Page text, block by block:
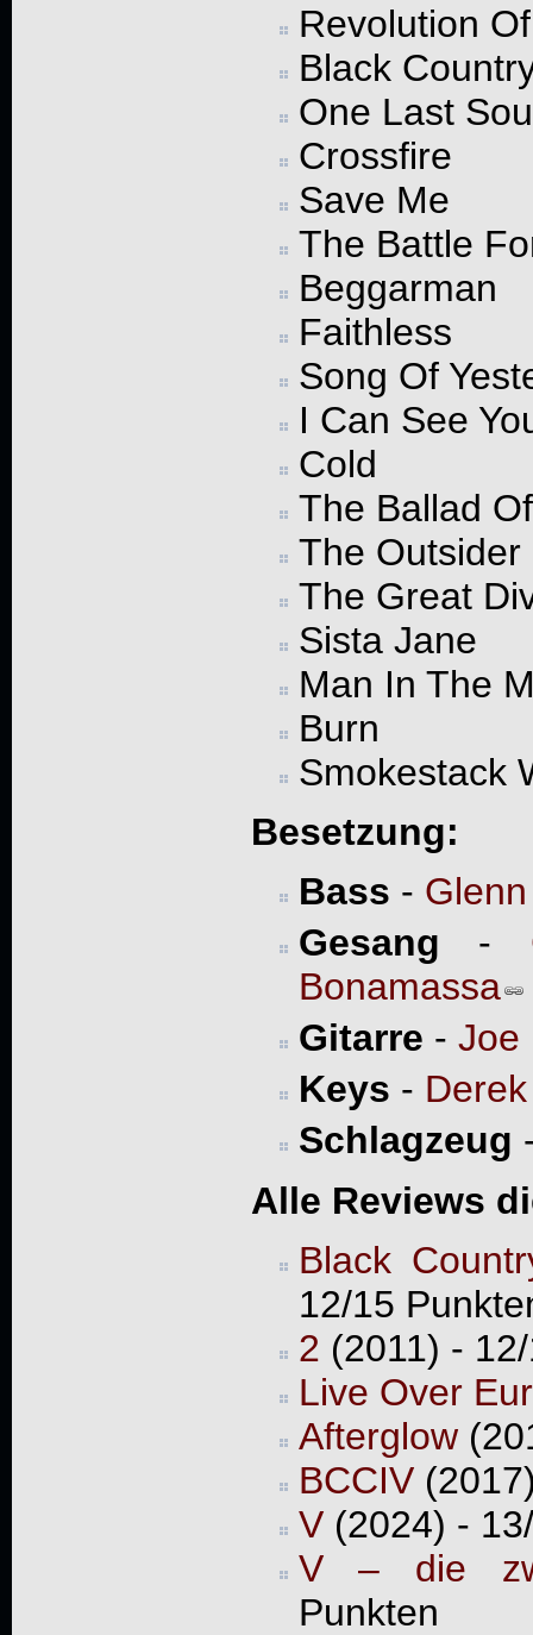
Revolution
Black
One Last
Crossfire
Save Me
The Battle
Beggarman
Faithless
Song Of
I Can See
Cold
The Ballad
The Outsider
The Great
Sista Jane
Man In The
Burn
Smokestack
Besetzung:
Bass -
Gesang -
Bonamassa
Gitarre - Joe
Keys -
Schlagzeug
Alle Reviews
Black
12/15
2 (2011) -
Live Over
Afterglow
BCCIV
V(2024) -
V – die
Punkten